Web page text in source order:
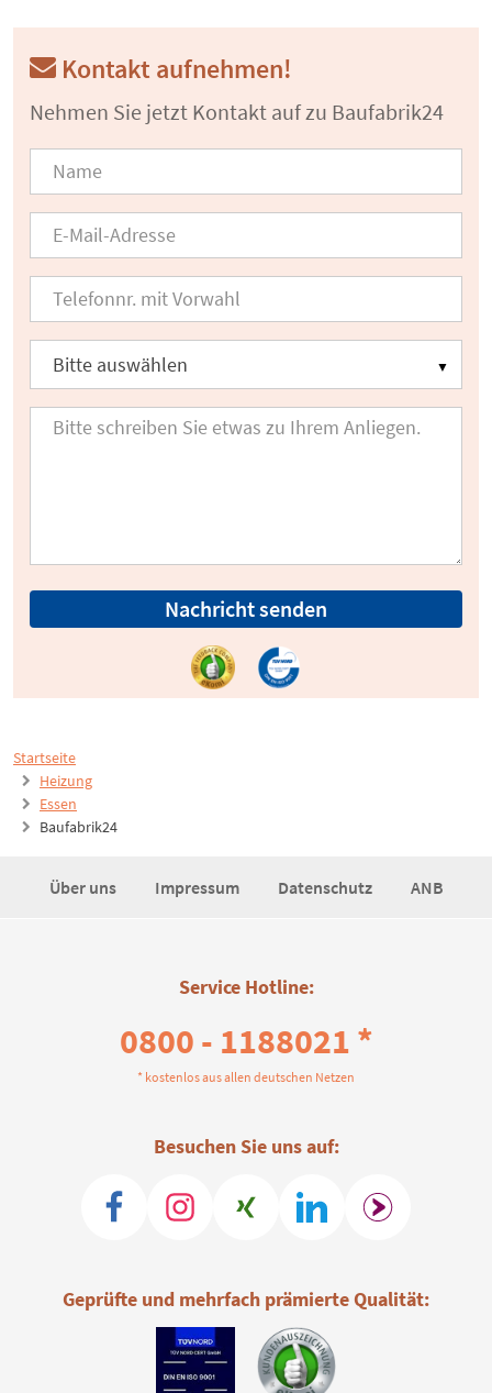
Startseite
Heizung
Essen
Baufabrik24
Kontakt aufnehmen!
Nehmen Sie jetzt Kontakt auf zu Baufabrik24
Nachricht senden
Über uns Impressum Datenschutz ANB
Service Hotline:
0800 - 1188021 *
* kostenlos aus allen deutschen Netzen
Besuchen Sie uns auf:
Geprüfte und mehrfach prämierte Qualität: